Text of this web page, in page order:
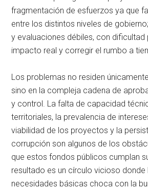
fragmentación de esfuerzos ya que
entre los distintos niveles de
y evaluaciones débiles, con dificultad
impacto real y corregir el rumbo a
Los problemas no residen
sino en la compleja cadena de
y control. La falta de capacidad
territoriales, la prevalencia de
viabilidad de los proyectos y la
corrupción son algunos de los
que estos fondos públicos cumplan
resultado es un círculo vicioso donde
necesidades básicas choca con la